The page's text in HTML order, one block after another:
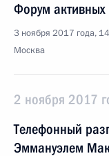
Форум активных
3 ноября 2017 года,
Москва
2 ноября 2017
Телефонный
Эммануэлем